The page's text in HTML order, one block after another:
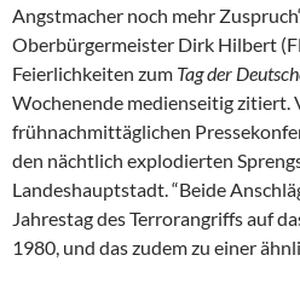
Angstmacher noch mehr
Oberbürgermeister Dirk Hilbert
Feierlichkeiten zum Tag der
Wochenende medienseitig zitiert.
frühnachmittäglichen
den nächtlich explodierten
Landeshauptstadt. “Beide
Jahrestag des Terrorangriffs auf
1980, und das zudem zu einer